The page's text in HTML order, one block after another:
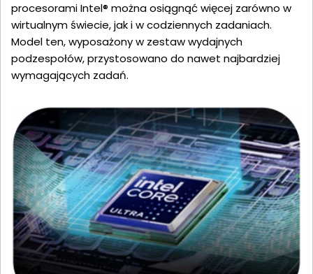
procesorami Intel® można osiągnąć więcej zarówno w
wirtualnym świecie, jak i w codziennych zadaniach.
Model ten, wyposażony w zestaw wydajnych
podzespołów, przystosowano do nawet najbardziej
wymagających zadań.